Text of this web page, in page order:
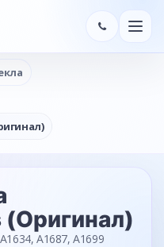
(Оригинал)
A1634, A1687, A1699